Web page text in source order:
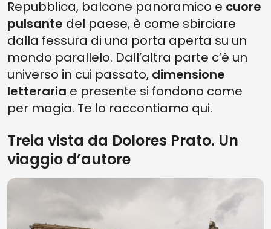
Repubblica, balcone panoramico e cuore
pulsante del paese, è come sbirciare
dalla fessura di una porta aperta su un
mondo parallelo. Dall’altra parte c’è un
universo in cui passato, dimensione
letteraria e presente si fondono come
per magia. Te lo raccontiamo qui.
Treia vista da Dolores Prato. Un
viaggio d’autore